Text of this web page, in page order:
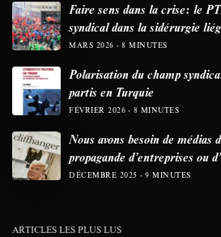
Faire sens dans la crise: le
syndical dans la sidérurgie
MARS 2026 8 MINUTES
Polarisation du champ
partis en Turquie
FÉVRIER 2026 8 MINUTES
Nous avons besoin de médias
propagande d’entreprises ou
DÉCEMBRE 2025 9 MINUTES
ARTICLES LES PLUS LUS